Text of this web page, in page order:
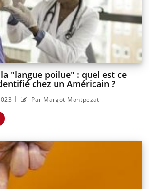
"langue poilue" : quel est ce
chez un Américain ?
| Par Margot Montpezat